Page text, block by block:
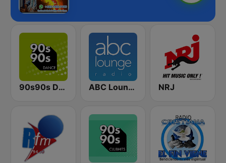
90s90s Dance ABC Lounge Jazz NRJ